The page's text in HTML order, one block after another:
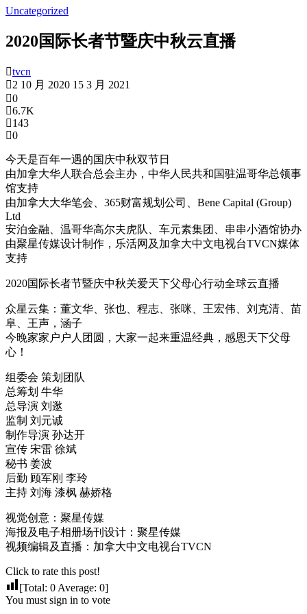
Uncategorized
2020国际长者节暨庆中秋云直播
tvcn
2 10 月 2020 15 3 月 2021
0
6.7K
143
0
今天是百年一遇的国庆中秋双节日
由加拿大华人联合总会主办，中华人民共和国驻温哥华总领事
馆支持
由加拿大大华笔会、365财富规划公司、Bene Capital (Group)
Ltd
安泊金融、温哥华高尔夫虎队、车元素集团、串串小酒馆协办
由聚星传媒设计制作，乐活网及加拿大中文电视台TVCN媒体
支持
2020国际长者节暨庆中秋关爱天下父母心行动全球云直播
众星云集：董文华、张也、程志、张咪、王宏伟、刘克清、苗
阜、王声，涵子
今晚家家户户人团圆，大家一起来重温经典，感恩天下父母
心！
组委会 策划团队
总筹划 牛华
总导演 刘逖
监制 刘元诚
制作导演 孙达开
宣传 宋雷 徐斌
秘书 姜波
后勤 顾军刚 李玲
主持 刘海 漆枫 赫娇格
视觉创意：聚星传媒
海报及电子相册场刊设计：聚星传媒
视频编辑及直播：加拿大中文电视台TVCN
Click to rate this post!
[Total: 0 Average: 0]
You must sign in to vote